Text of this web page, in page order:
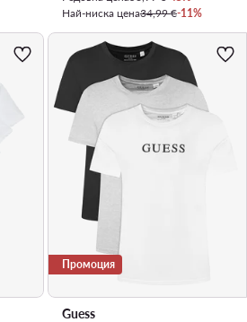
Най-ниска цена34,99 €-11%
Промоция
Guess